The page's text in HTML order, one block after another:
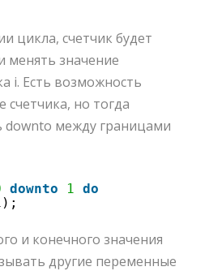
цикла, счетчик будет
менять значение
i. Есть возможность
но тогда
downto между границами
downto 1
do
и конечного значения
другие переменные